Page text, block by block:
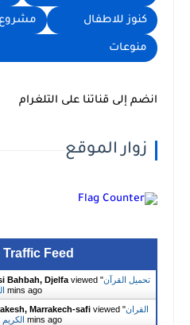
كنوز للاطفال مشروع
منوعات
انضم إلى قناتنا على التلغرام
زوار الموقع
Traffic Feed
Bahbah, Djelfa viewed "تحميل القرآن
20 mins ago
Marrakech-safi viewed "القران
37 mins ago